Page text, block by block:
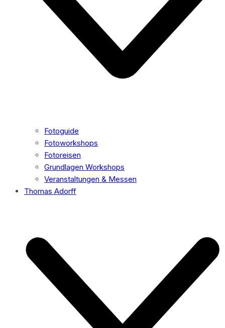
Fotoguide
Fotoworkshops
Fotoreisen
Grundlagen Workshops
Veranstaltungen & Messen
Thomas Adorff